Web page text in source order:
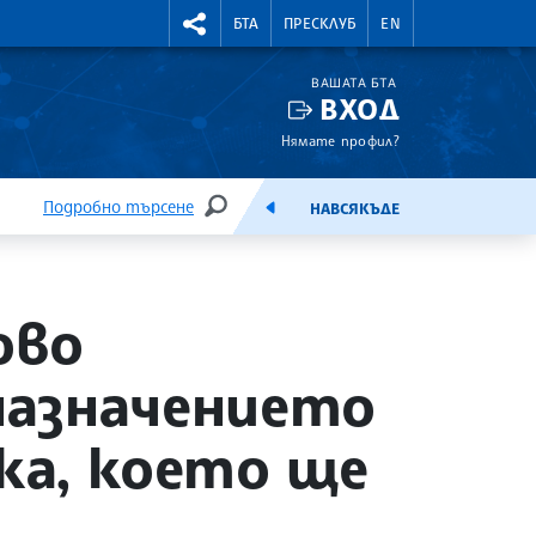
КУРСОВЕ RIGHTMENU.SOCIAL
БТА ПРЕСКЛУБ EN
ВАШАТА БТА
ВХОД
Нямате профил?
Подробно търсене
ТЪРСЕНЕЕМИСИЯНАВСЯКЪДЕ
което ще